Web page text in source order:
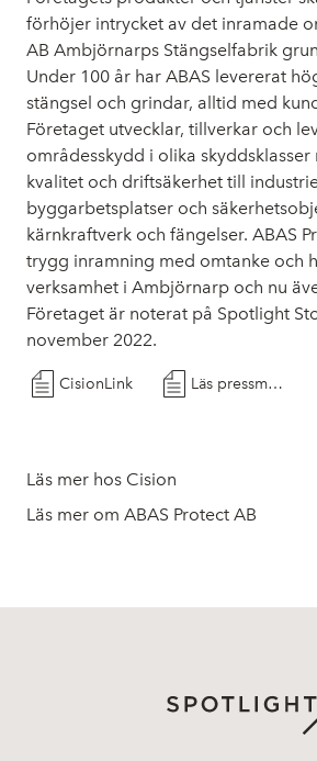
förhöjer intrycket av det inramade
AB Ambjörnarps Stängselfabrik
Under 100 år har ABAS levererat
stängsel och grindar, alltid med
Företaget utvecklar, tillverkar och
områdesskydd i olika
kvalitet och driftsäkerhet till
byggarbetsplatser och
kärnkraftverk och fängelser. ABAS
trygg inramning med omtanke och
verksamhet i Ambjörnarp och nu
Företaget är noterat på Spotlight
november 2022.
CisionLink Läs pressmeddelandet som pdf
Läs mer hos Cision
Läs mer om ABAS Protect AB